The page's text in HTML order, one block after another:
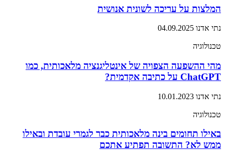
המלצות על עריכה לשונית אנושית
נתי אדנו 04.09.2025
טכנולוגיה
מהי ההשפעה הצפויה של אינטליגנציה מלאכותית, כמו
ChatGPT על כתיבה אקדמית?
נתי אדנו 10.01.2023
טכנולוגיה
באילו תחומים בינה מלאכותית כבר לגמרי עובדת ובאילו
ממש לא? התשובה תפתיע אתכם